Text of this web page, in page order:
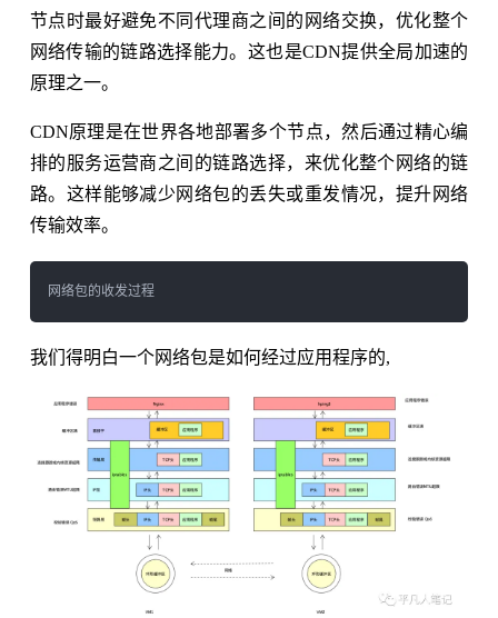
节点时最好避免不同代理商之间的网络交换，优化整个
网络传输的链路选择能力。这也是CDN提供全局加速的
原理之一。
CDN原理是在世界各地部署多个节点，然后通过精心编
排的服务运营商之间的链路选择，来优化整个网络的链
路。这样能够减少网络包的丢失或重发情况，提升网络
传输效率。
网络包的收发过程
我们得明白一个网络包是如何经过应用程序的,